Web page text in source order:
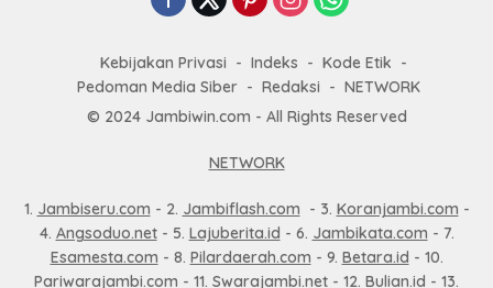
Kebijakan Privasi Indeks
Kode Etik
Pedoman Media Siber
Redaksi
NETWORK
© 2024 Jambiwin.com - All Rights Reserved
NETWORK
1. Jambiseru.com - 2. Jambiflash.com - 3. Koranjambi.com -
4. Angsoduo.net- 5. Lajuberita.id - 6. Jambikata.com - 7.
Esamesta.com - 8. Pilardaerah.com - 9. Betara.id - 10.
Pariwarajambi.com - 11. Swarajambi.net - 12. Bulian.id - 13.